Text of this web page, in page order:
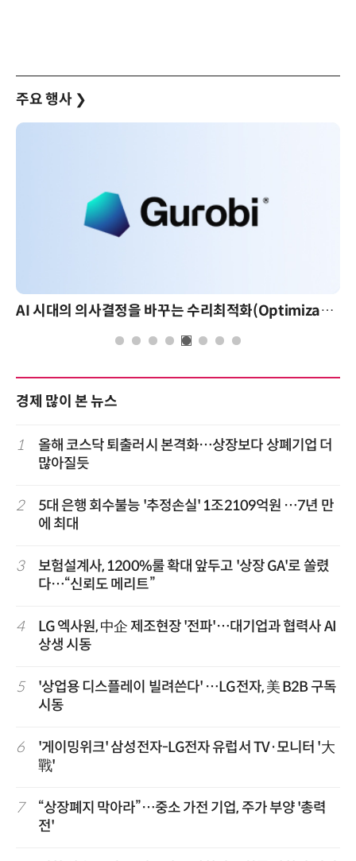
주요 행사 ❯
AI 시대의 의사결정을 바꾸는 수리최적화(Optimization): 실제 산업 적용 사례와 활용 전략
경제 많이 본 뉴스
1
올해 코스닥 퇴출러시 본격화…상장보다 상폐기업 더
많아질듯
2
5대 은행 회수불능 '추정손실' 1조2109억원 …7년 만
에 최대
3
보험설계사, 1200%룰 확대 앞두고 '상장 GA'로 쏠렸
다…“신뢰도 메리트”
4
LG 엑사원, 中企 제조현장 '전파'…대기업과 협력사 AI
상생 시동
5
'상업용 디스플레이 빌려쓴다' …LG전자, 美 B2B 구독
시동
6
'게이밍위크' 삼성전자-LG전자 유럽서 TV·모니터 '大
戰'
7
“상장폐지 막아라”…중소 가전 기업, 주가 부양 '총력
전'